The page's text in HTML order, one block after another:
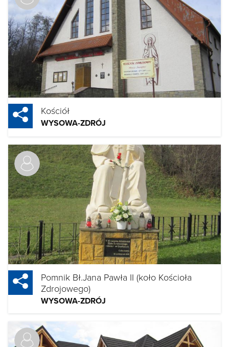
Kościół
WYSOWA-ZDRÓJ
Pomnik Bł.Jana Pawła II (koło Kościoła
Zdrojowego)
WYSOWA-ZDRÓJ